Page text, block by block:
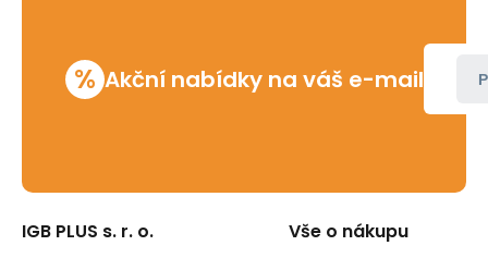
% Akční nabídky na váš e-mail
IGB PLUS s. r. o. Vše o nákupu